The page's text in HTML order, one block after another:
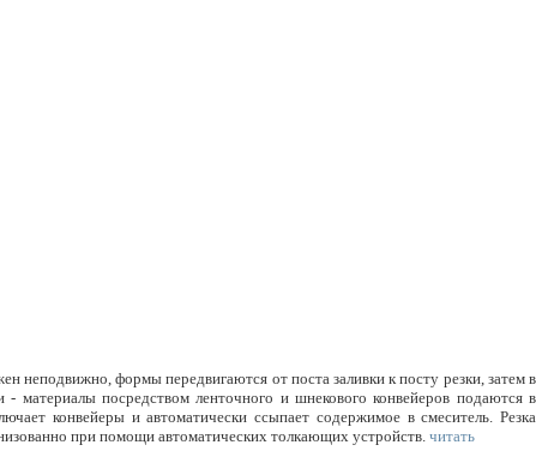
неподвижно, формы передвигаются от поста заливки к посту резки, затем в
- материалы посредством ленточного и шнекового конвейеров подаются в
конвейеры и автоматически ссыпает содержимое в смеситель. Резка
при помощи автоматических толкающих устройств. читать